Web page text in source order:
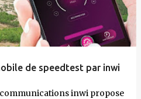
de speedtest par inwi
inwi propose